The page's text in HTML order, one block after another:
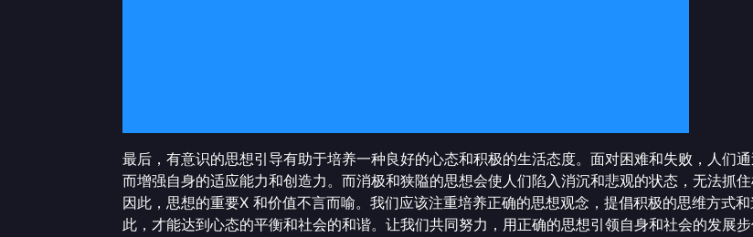
最后，有意识的思想引导有助于培养一种良好的心态和积极的生活态度。面对困难和失败，人们
而增强自身的适应能力和创造力。而消极和狭隘的思想会使人们陷入消沉和悲观的状态，无法抓住
因此，思想的重要X 和价值不言而喻。我们应该注重培养正确的思想观念，提倡积极的思维方式
此，才能达到心态的平衡和社会的和谐。让我们共同努力，用正确的思想引领自身和社会的发展步